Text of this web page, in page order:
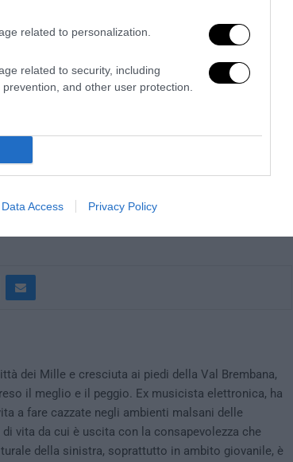
related to personalization.
related to security, including
and other user protection.
Data Access Privacy Policy
dei Mille e cresciuta ai piedi della Val Brembana,
il meglio e il peggio. Ex musicista elettronica, ha
a fare cazzate negli ambienti malsani delle
vita da cui è uscita con la consapevolezza che
della sinistra, soprattutto in ambito giovanile, è